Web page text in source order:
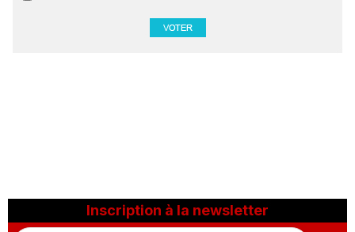
Inscription à la newsletter